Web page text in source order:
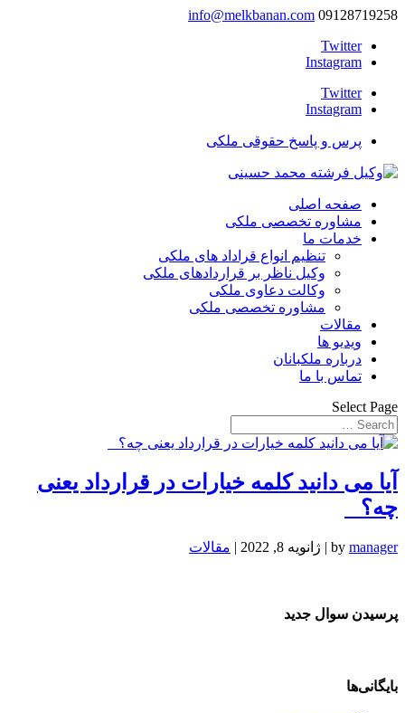
09128719258
info@melkbanan.com
Twitter
Instagram
Twitter
Instagram
پرس و پاسخ حقوقی ملکی
صفحه اصلی
مشاوره تخصصی ملکی
خدمات ما
تنظیم انواع قراداد های ملکی
وکیل ناظر بر قراردادهای ملکی
وکالت دعاوی ملکی
مشاوره تخصصی ملکی
مقالات
ویدیو ها
درباره ملکبانان
تماس با ما
Select Page
آیا می دانید کلمه خیارات در قرارداد یعنی
چه؟
by manager
| ژانویه 8, 2022 | مقالات
پرسیدن سوال جدید
بایگانی‌ها